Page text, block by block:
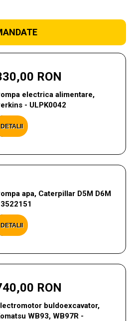
RON
electrica alimentare,
- ULPK0042
DETALII
apa, Caterpillar D5M D6M
DETALII
RON
buldoexcavator,
WB93, WB97R -